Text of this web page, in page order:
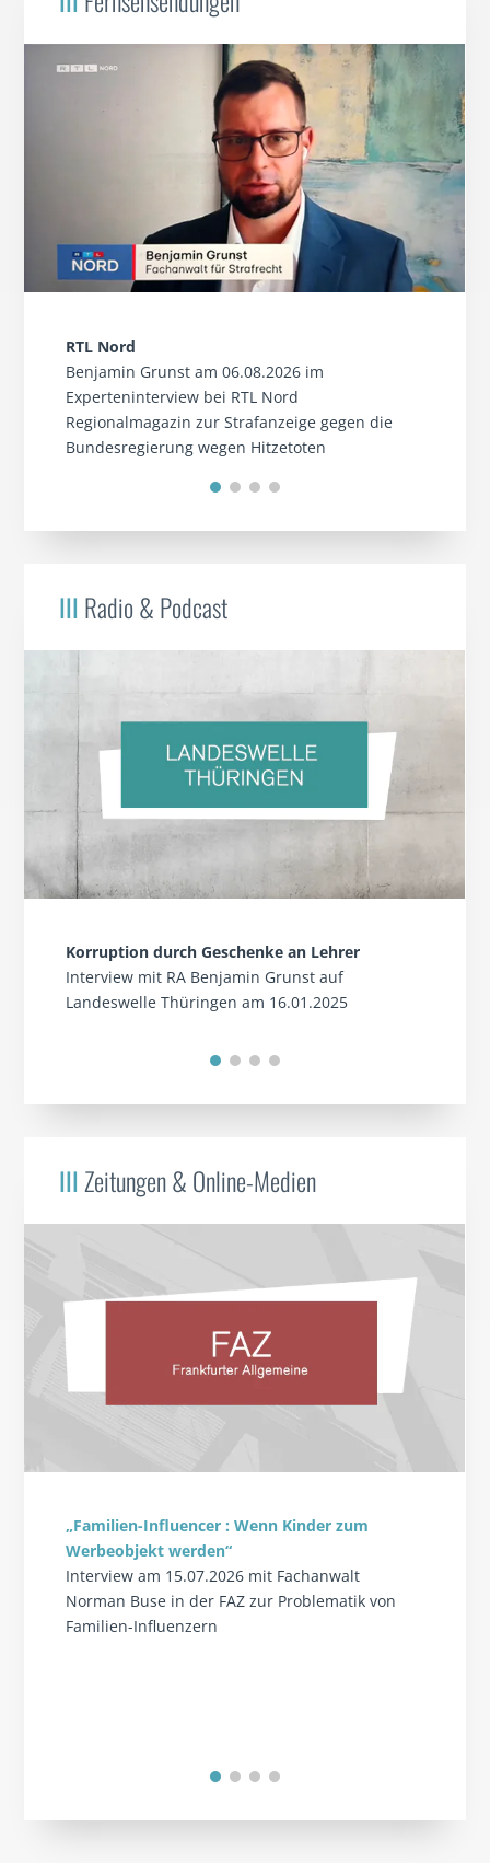
RTL Nord
Benjamin Grunst am 06.08.2026 im
Experteninterview bei RTL Nord
Regionalmagazin zur Strafanzeige gegen die
Bundesregierung wegen Hitzetoten
III Radio & Podcast
Korruption durch Geschenke an Lehrer
Interview mit RA Benjamin Grunst auf
Landeswelle Thüringen am 16.01.2025
IIIZeitungen & Online-Medien
„Familien-Influencer : Wenn Kinder zum
Werbeobjekt werden“
Interview am 15.07.2026 mit Fachanwalt
Norman Buse in der FAZ zur Problematik von
Familien-Influenzern